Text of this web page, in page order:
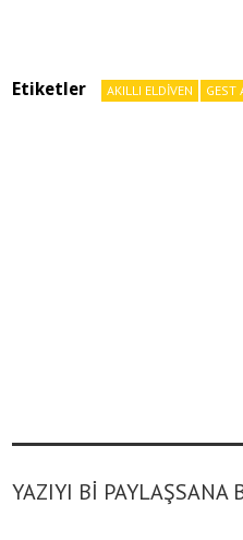
Etiketler AKILLI ELDIVEN GEST
YAZIYI BI PAYLAŞSANA